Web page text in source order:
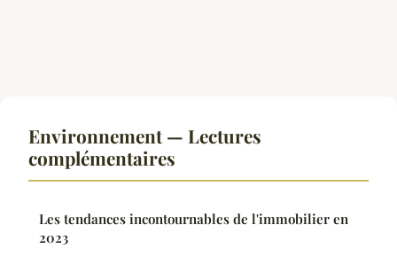
Environnement — Lectures
complémentaires
Les tendances incontournables de l'immobilier en
2023